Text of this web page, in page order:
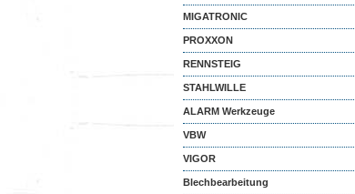
MIGATRONIC
PROXXON
RENNSTEIG
STAHLWILLE
ALARM Werkzeuge
VBW
VIGOR
Blechbearbeitung